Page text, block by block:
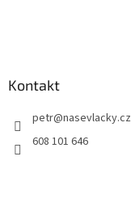
Kontakt
petr@nasevlacky.cz
608 101 646